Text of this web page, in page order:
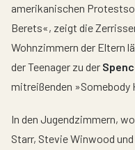
amerikanischen
Berets«, zeigt die
Wohnzimmern der Eltern
der Teenager zu der
mitreißenden »Somebody
In den Jugendzimmern,
Starr, Stevie Winwood